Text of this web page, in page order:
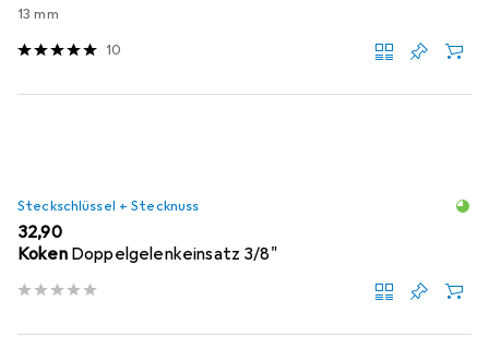
13 mm
10
Steckschlüssel + Stecknuss
EUR
32,90
Koken Doppelgelenkeinsatz 3/8"